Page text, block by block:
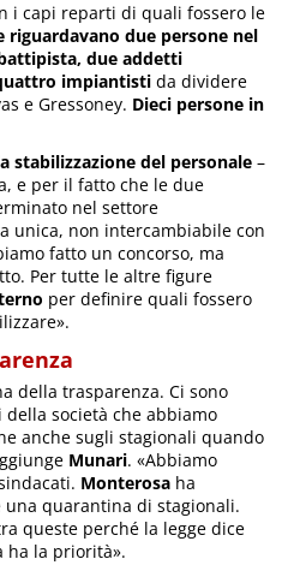
i capi reparti di quali fossero le
riguardavano due persone nel
due addetti
impiantisti da dividere
e Gressoney. Dieci persone in
stabilizzazione del personale –
e per il fatto che le due
nel settore
unica, non intercambiabile con
fatto un concorso, ma
Per tutte le altre figure
per definire quali fossero
della trasparenza. Ci sono
società che abbiamo
anche sugli stagionali quando
Munari. «Abbiamo
Monterosa ha
una quarantina di stagionali.
queste perché la legge dice
ha la priorità».